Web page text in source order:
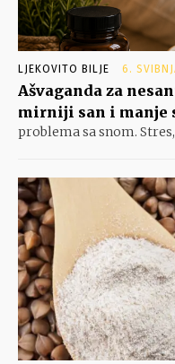
LJEKOVITO BILJE 6.
Ašvaganda za
mirniji san i manje
problema sa snom.